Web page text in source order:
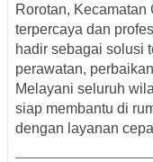
Rorotan,
terpercaya dan
hadir sebagai solusi
perawatan,
Melayani seluruh
siap membantu di
dengan layanan